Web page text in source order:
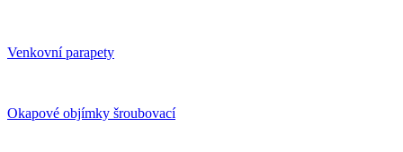
Venkovní parapety
Okapové objímky šroubovací